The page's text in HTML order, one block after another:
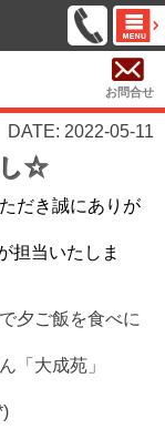
お問合せ
DATE: 2022-05-11
し☆
だき誠にありが
担当いたしま
夕ご飯を食べに
「大成苑」